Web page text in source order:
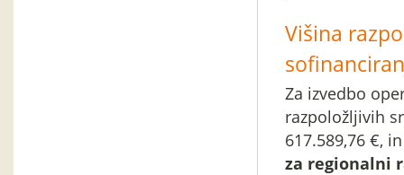
Višina
Za izvedbo
razpoložljivih
617.589,76 €,
za regionalni